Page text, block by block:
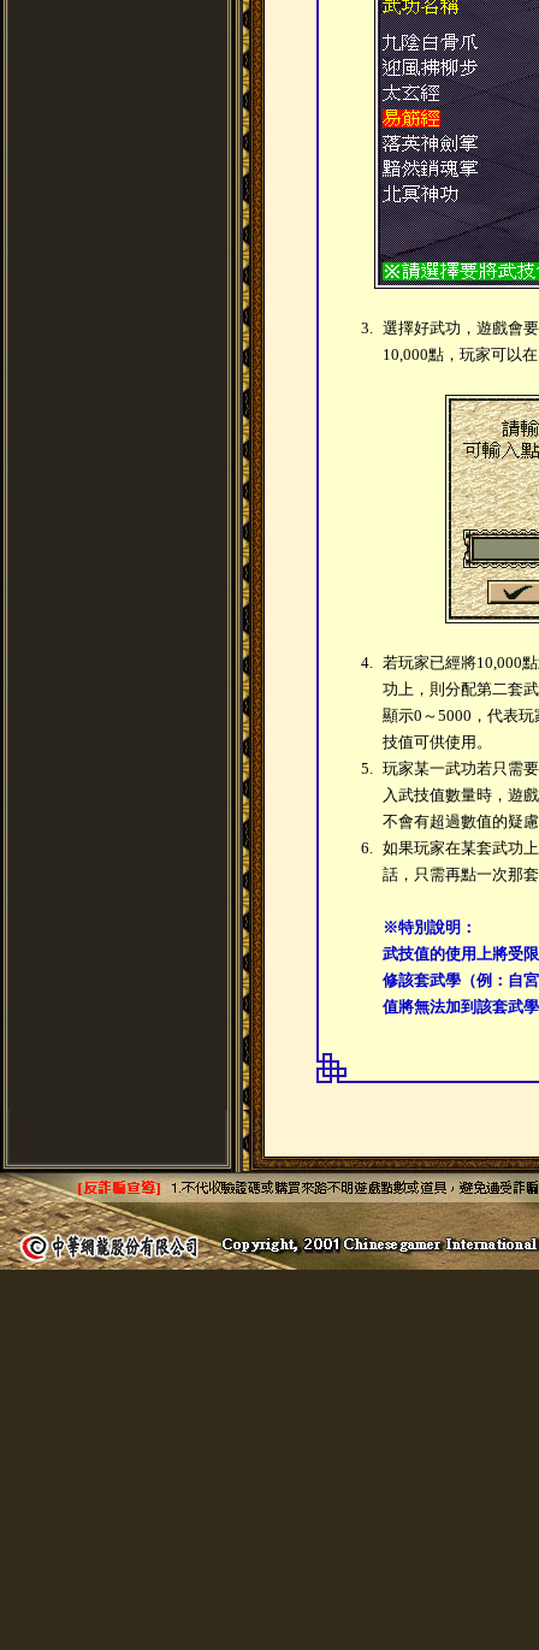
3. 選擇好武功，遊戲會
10,000點，玩家可以
4. 若玩家已經將10,000
功上，則分配第二套
顯示0～5000，代表
技值可供使用。
5. 玩家某一武功若只需
入武技值數量時，遊
不會有超過數值的疑
6. 如果玩家在某套武功
話，只需再點一次那
※特別說明：
武技值的使用上將受
修該套武學（例：自
值將無法加到該套武